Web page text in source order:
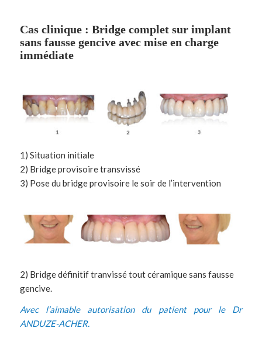
Cas clinique : Bridge complet sur implant
sans fausse gencive avec mise en charge
immédiate
1) Situation initiale
2) Bridge provisoire transvissé
3) Pose du bridge provisoire le soir de l’intervention
2) Bridge définitif tranvissé tout céramique sans fausse
gencive.
Avec l’aimable autorisation du patient pour le Dr
ANDUZE-ACHER.